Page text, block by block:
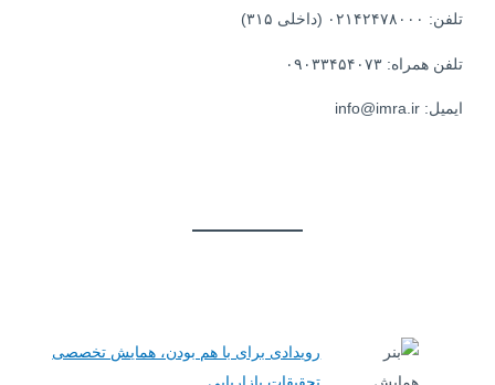
تلفن: ۰۲۱۴۲۴۷۸۰۰۰ (داخلی ۳۱۵)
تلفن همراه: ۰۹۰۳۳۴۵۴۰۷۳
ایمیل: info@imra.ir
رویدادی برای با هم بودن، همایش تخصصی